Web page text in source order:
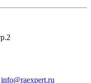
info@raexpert.ru